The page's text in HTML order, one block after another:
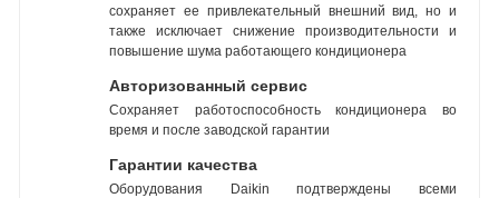
сохраняет ее привлекательный внешний вид, но и
также исключает снижение производительности и
повышение шума работающего кондиционера
Авторизованный сервис
Сохраняет работоспособность кондиционера во
время и после заводской гарантии
Гарантии качества
Оборудования Daikin подтверждены всеми